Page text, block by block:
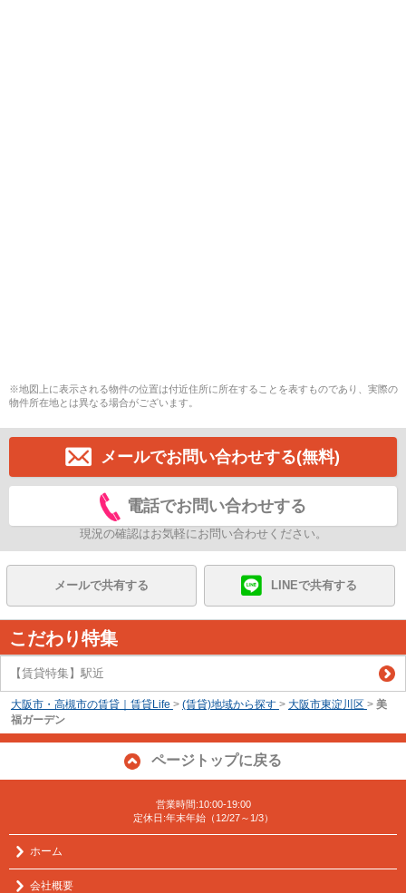
※地図上に表示される物件の位置は付近住所に所在することを表すものであり、実際の
物件所在地とは異なる場合がございます。
メールでお問い合わせする(無料)
電話でお問い合わせする
現況の確認はお気軽にお問い合わせください。
メールで共有する LINEで共有する
こだわり特集
【賃貸特集】駅近
大阪市・高槻市の賃貸｜賃貸Life > (賃貸)地域から探す > 大阪市東淀川区 > 美
福ガーデン
ページトップに戻る
営業時間:10:00-19:00
定休日:年末年始（12/27～1/3）
ホーム
会社概要